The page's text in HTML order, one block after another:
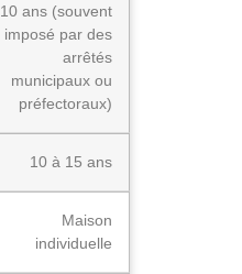
10 ans (souvent
imposé par des
arrêtés
municipaux ou
préfectoraux)
10 à 15 ans
Maison
individuelle